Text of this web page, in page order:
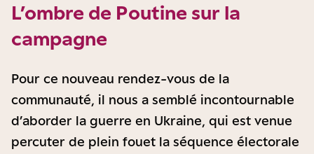
L’ombre de Poutine sur la
campagne
Pour ce nouveau rendez-vous de la
communauté, il nous a semblé incontournable
d’aborder la guerre en Ukraine, qui est venue
percuter de plein fouet la séquence électorale